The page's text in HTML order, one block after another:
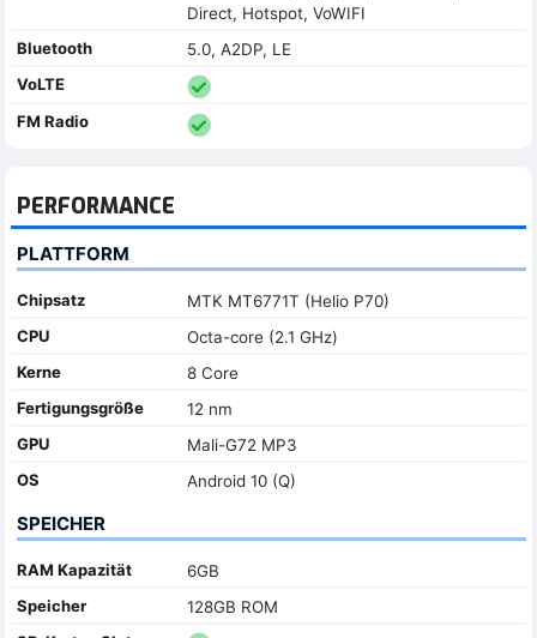
Direct, Hotspot, VoWIFI
Bluetooth
5.0, A2DP, LE
VoLTE
FM Radio
PERFORMANCE
PLATTFORM
Chipsatz
MTK MT6771T (Helio P70)
CPU
Octa-core (2.1 GHz)
Kerne
8 Core
Fertigungsgröße
12 nm
GPU
Mali-G72 MP3
OS
Android 10 (Q)
SPEICHER
RAM Kapazität
6GB
Speicher
128GB ROM